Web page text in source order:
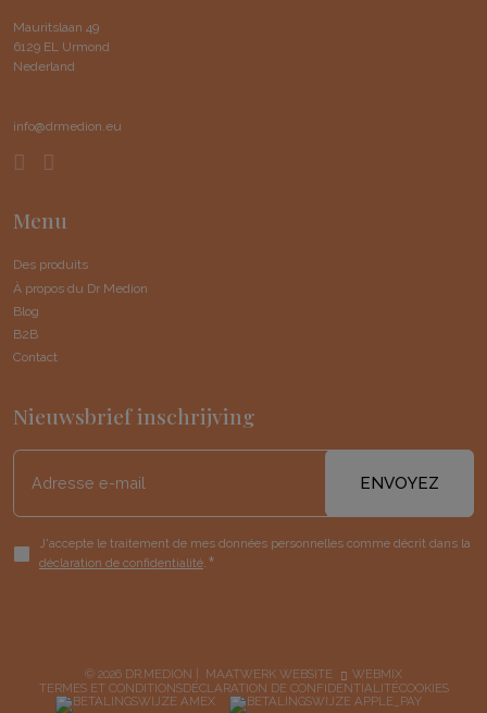
Mauritslaan 49
6129 EL Urmond
Nederland
info@drmedion.eu
Menu
Des produits
À propos du Dr Medion
Blog
B2B
Contact
Nieuwsbrief inschrijving
Adresse
Autorisation
J'accepte le traitement de mes données personnelles comme décrit dans la
déclaration de confidentialité. *
© 2026 DR.MEDION | MAATWERK WEBSITE
WEBMIX
TERMES ET CONDITIONSDÉCLARATION DE CONFIDENTIALITÉCOOKIES